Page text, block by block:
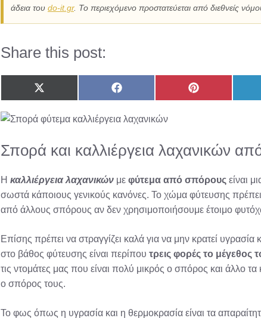
άδεια του do-it.gr. Το περιεχόμενο προστατεύεται από διεθνείς
Share this post:
Share
on
(Twitter)
Share
on
Share
on
Σπορά και καλλιέργεια λαχανικών
Η καλλιέργεια λαχανικών με φύτεμα από σπόρους είναι
σωστά κάποιους γενικούς κανόνες. Το χώμα φύτευσης
από άλλους σπόρους αν δεν χρησιμοποιήσουμε έτοιμο
Επίσης πρέπει να στραγγίζει καλά για να μην κρατεί
στο βάθος φύτευσης είναι περίπου τρεις φορές το μέγεθος
τις ντομάτες μας που είναι πολύ μικρός ο σπόρος και άλλο
ο σπόρος τους.
Το φως όπως η υγρασία και η θερμοκρασία είναι τα